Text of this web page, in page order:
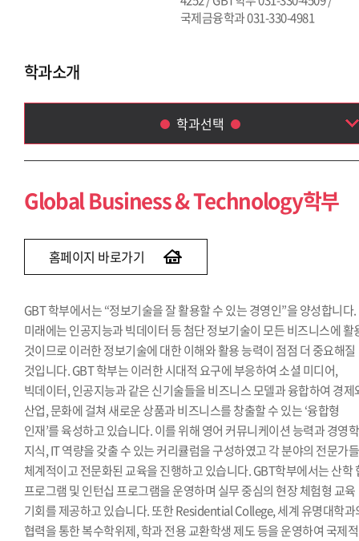
국제금융학과 031-330-4981
학과소개
학과선택
Global Business & Technology학부
국제경영학과(~2013)
경영정보학과(~2015)
Global Business & Technology학부
홈페이지 바로가기
GBT 학부에서는 “정보기술을 잘 활용할 수 있는 경영인”을 양성합니다.
미래에는 인공지능과 빅데이터 등 첨단 정보기술이 모든 비즈니스에 활
것이므로 이러한 정보기술에 대한 이해와 활용 능력이 점점 더 중요해질
것입니다. GBT 학부는 이러한 시대적 요구에 부응하여 소셜 미디어,
빅데이터, 인공지능과 같은 신기술들을 비즈니스 모델과 융합하여 경제
산업, 문화에 걸쳐 새로운 상품과 비즈니스를 창출할 수 있는 ‘융합형
인재’를 육성하고 있습니다. 이를 위해 영어 커뮤니케이션 능력과 경영학
지식, IT 역량을 갖출 수 있는 커리큘럼을 구성하였고 각 분야의 전문가
체계적이고 전문화된 교육을 진행하고 있습니다. GBT학부에서는 산학
프로그램 및 인턴십 프로그램을 운영하며 실무 중심의 현장 체험형 교육
기회를 제공하고 있습니다. 또한 Residential College, 세계 유명대학과
협력을 통한 복수학위제, 학과 전용 교환학생 제도 등을 운영하여 국제적